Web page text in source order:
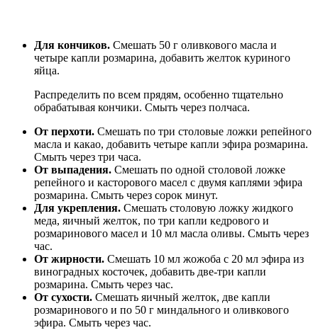
Для кончиков. Смешать 50 г оливкового масла и
четыре капли розмарина, добавить желток куриного
яйца.
Распределить по всем прядям, особенно тщательно
обрабатывая кончики. Смыть через полчаса.
От перхоти. Смешать по три столовые ложки репейного
масла и какао, добавить четыре капли эфира розмарина.
Смыть через три часа.
От выпадения. Смешать по одной столовой ложке
репейного и касторового масел с двумя каплями эфира
розмарина. Смыть через сорок минут.
Для укрепления. Смешать столовую ложку жидкого
меда, яичный желток, по три капли кедрового и
розмаринового масел и 10 мл масла оливы. Смыть через
час.
От жирности. Смешать 10 мл жожоба с 20 мл эфира из
виноградных косточек, добавить две-три капли
розмарина. Смыть через час.
От сухости. Смешать яичный желток, две капли
розмаринового и по 50 г миндального и оливкового
эфира. Смыть через час.